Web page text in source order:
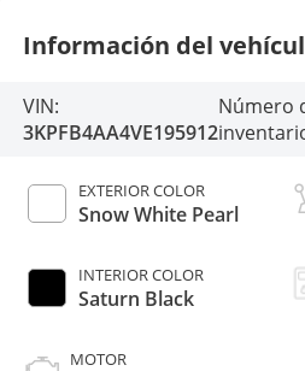
Información del
VIN:
3KPFB4AA4VE195912
Número
EXTERIOR COLOR
Snow White Pearl
INTERIOR COLOR
Saturn Black
MOTOR